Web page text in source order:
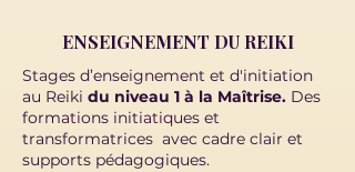
ENSEIGNEMENT DU REIKI
Stages d’enseignement et d'initiation
au Reiki du niveau 1 à la Maîtrise. Des
formations initiatiques et
transformatrices avec cadre clair et
supports pédagogiques.